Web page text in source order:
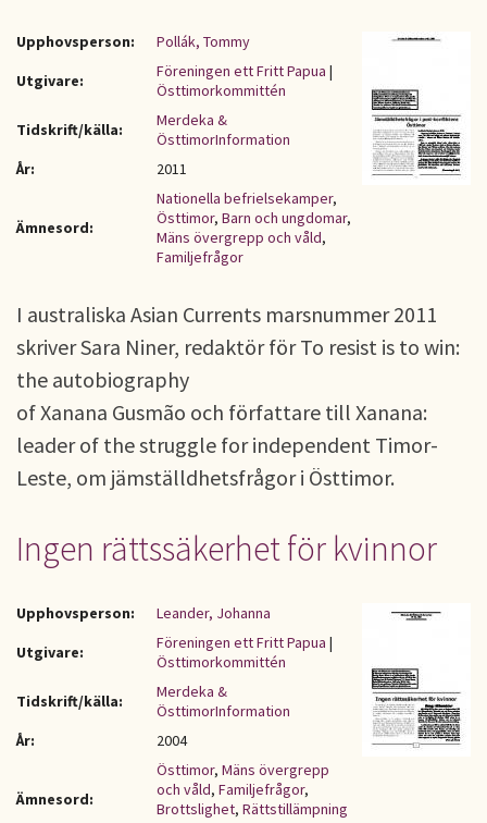
Upphovsperson:
Pollák, Tommy
Utgivare:
Föreningen ett Fritt Papua |
Östtimorkommittén
Tidskrift/källa:
Merdeka &
ÖsttimorInformation
År:
2011
Ämnesord:
Nationella befrielsekamper,
Östtimor, Barn och ungdomar,
Mäns övergrepp och våld,
Familjefrågor
I australiska Asian Currents marsnummer 2011
skriver Sara Niner, redaktör för To resist is to win:
the autobiography
of Xanana Gusmão och författare till Xanana:
leader of the struggle for independent Timor-
Leste, om jämställdhetsfrågor i Östtimor.
Ingen rättssäkerhet för kvinnor
Upphovsperson:
Leander, Johanna
Utgivare:
Föreningen ett Fritt Papua |
Östtimorkommittén
Tidskrift/källa:
Merdeka &
ÖsttimorInformation
År:
2004
Ämnesord:
Östtimor, Mäns övergrepp
och våld, Familjefrågor,
Brottslighet, Rättstillämpning